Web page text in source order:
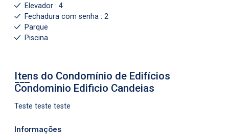
Elevador : 4
Fechadura com senha : 2
Parque
Piscina
Itens do Condomínio de Edifícios
Condominio Edificio Candeias
Teste teste teste
Informações